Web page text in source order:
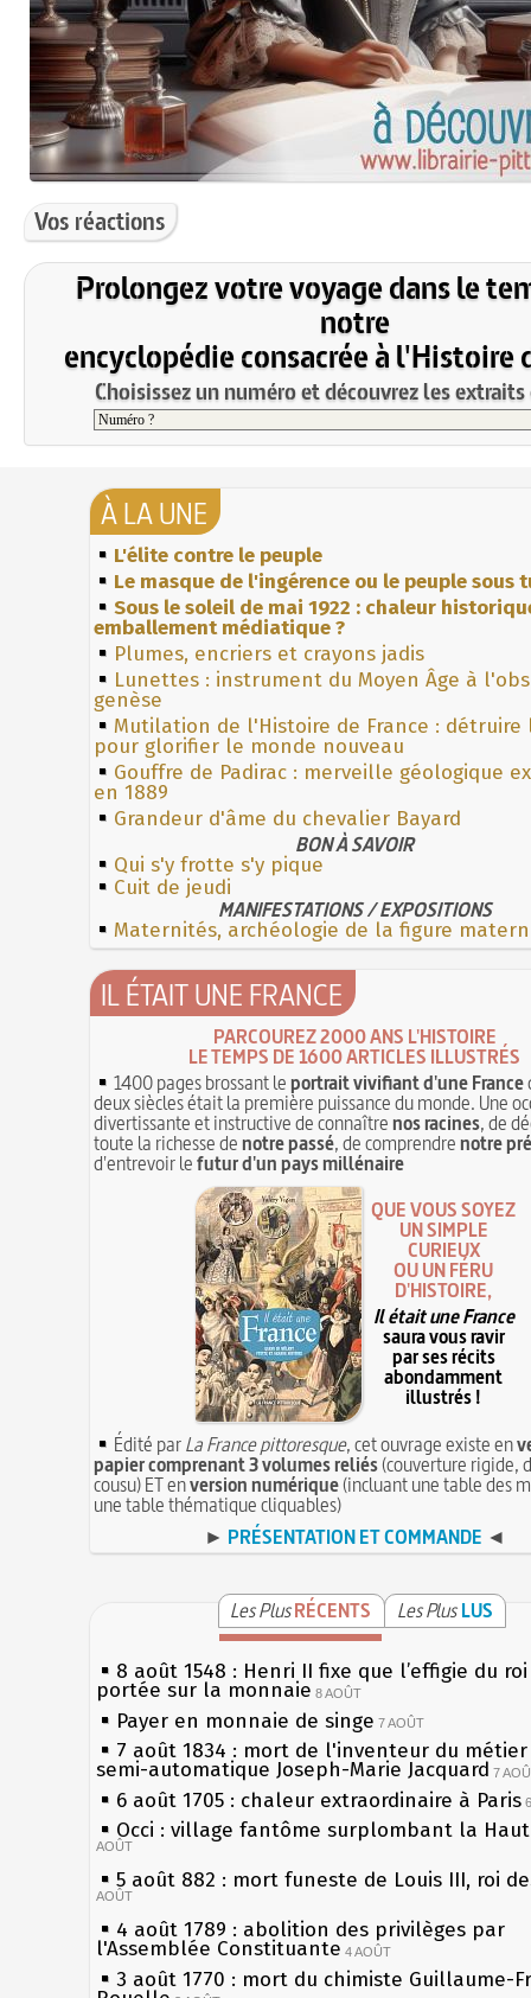
Vos réactions
Prolongez votre voyage dans le
notre
encyclopédie consacrée à l'Histoire
Choisissez un numéro et découvrez les
À LA UNE
L'élite contre le peuple
Le masque de l'ingérence ou le peuple sous
Sous le soleil de mai 1922 : chaleur
emballement médiatique ?
Plumes, encriers et crayons jadis
Lunettes : instrument du Moyen Âge à
genèse
Mutilation de l'Histoire de France : détruire
pour glorifier le monde nouveau
Gouffre de Padirac : merveille géologique
en 1889
Grandeur d'âme du chevalier Bayard
BON À SAVOIR
Qui s'y frotte s'y pique
Cuit de jeudi
MANIFESTATIONS / EXPOSITIONS
Maternités, archéologie de la figure
IL ÉTAIT UNE FRANCE
PARCOUREZ 2000 ANS L'HISTOIRE
LE TEMPS DE 1600 ARTICLES ILLUSTRÉS
1400 pages brossant leportrait vivifiant d'une France
deux siècles était la première puissance du monde. Une
divertissante et instructive de connaîtrenos racines, de
toute la richesse denotre passé, de comprendrenotre
d'entrevoir lefutur d'un pays millénaire
QUE VOUS SOYEZ
UN SIMPLE
CURIEUX
OU UN FÉRU
D'HISTOIRE,
Il était une France
saura vous ravir
par ses récits
abondamment
illustrés !
Édité parLa France pittoresque, cet ouvrage existe en
papier comprenant 3 volumes reliés(couverture rigide,
cousu) ET enversion numérique(incluant une table des
une table thématique cliquables)
► PRÉSENTATION ET COMMANDE ◄
Les PlusRÉCENTS Les Plus LUS
8 août 1548 : Henri II fixe que l’effigie du
portée sur la monnaie 8 AOÛT
Payer en monnaie de singe 7 AOÛT
7 août 1834 : mort de l'inventeur du
semi-automatique Joseph-Marie Jacquard 7
6 août 1705 : chaleur extraordinaire à Paris
Occi : village fantôme surplombant la
AOÛT
5 août 882 : mort funeste de Louis III, roi
AOÛT
4 août 1789 : abolition des privilèges par
l'Assemblée Constituante 4 AOÛT
3 août 1770 : mort du chimiste Guillaume-